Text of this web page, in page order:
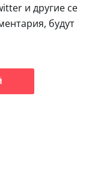
и другие се
будут